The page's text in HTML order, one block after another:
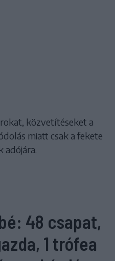
közvetítéseket a
miatt csak a fekete
adójára.
48 csapat,
1 trófea